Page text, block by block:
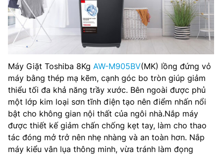
Máy Giặt Toshiba 8Kg AW-M905BV(MK) lồng đứng vỏ
máy bằng thép mạ kẽm, cạnh góc bo tròn giúp giảm
thiểu tối đa khả năng trầy xước. Bên ngoài được phủ
một lớp kim loại sơn tĩnh điện tạo nên điểm nhấn nổi
bật cho không gian nội thất của ngôi nhà.Nắp máy
được thiết kế giảm chấn chống kẹt tay, làm cho thao
tác đóng mở trở nên nhẹ nhàng và an toàn hơn. Nắp
máy kiểu vân lụa thông minh, vừa tránh làm đọng